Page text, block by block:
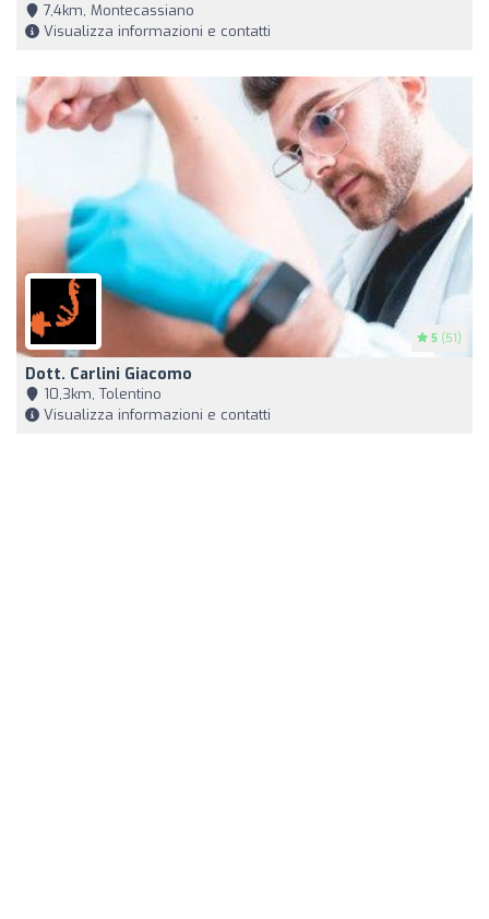
7,4km, Montecassiano
Visualizza informazioni e contatti
5 (51)
Dott. Carlini Giacomo
10,3km, Tolentino
Visualizza informazioni e contatti